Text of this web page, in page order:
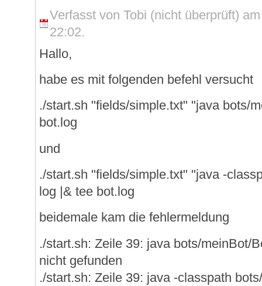
Verfasst von Tobi (nicht überprüft)
22:02.
Hallo,
habe es mit folgenden befehl versucht
./start.sh "fields/simple.txt" "java bots/
bot.log
und
./start.sh "fields/simple.txt" "java -
log |& tee bot.log
beidemale kam die fehlermeldung
./start.sh: Zeile 39: java bots/meinBot/
nicht gefunden
./start.sh: Zeile 39: java -classpath